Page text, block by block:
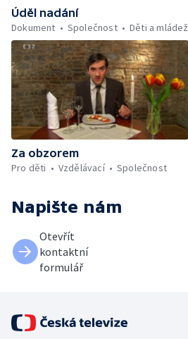
Úděl nadání
Dokument
Společnost Děti a mládež
Za obzorem
Pro děti
Vzdělávací Společnost
Napište nám
Otevřít
kontaktní
formulář